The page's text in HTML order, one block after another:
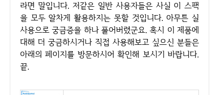
라면 말입니다. 저같은 일반 사용자들은 사실 이 스팩
을 모두 알차게 활용하지는 못할 것입니다. 아무튼 실
사용으로 궁금증을 하나 풀어버렸군요. 혹시 이 제품에
대해 더 궁금하시거나 직접 사용해보고 싶으신 분들은
아래의 페이지를 방문하시어 확인해 보시기 바랍니다.
끝.